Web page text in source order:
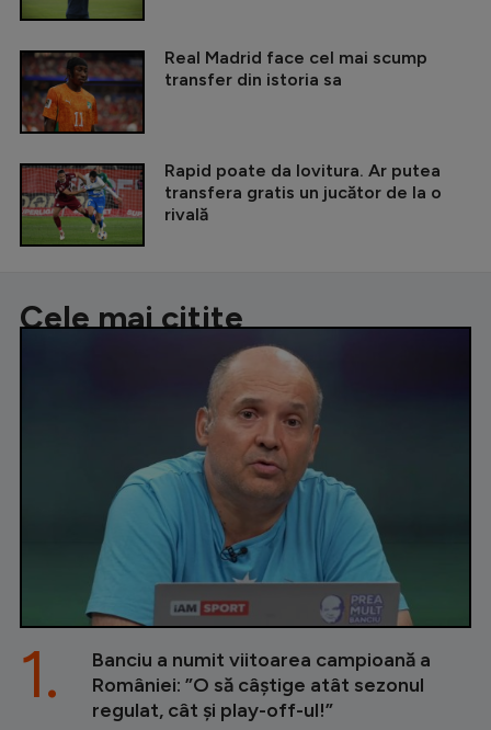
Real Madrid face cel mai scump
transfer din istoria sa
Rapid poate da lovitura. Ar putea
transfera gratis un jucător de la o
rivală
Cele mai citite
Banciu a numit viitoarea campioană a
României: ”O să câștige atât sezonul
regulat, cât și play-off-ul!”
1.